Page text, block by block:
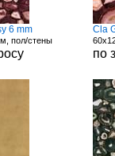
6 mm
пол/стены
Cla
по